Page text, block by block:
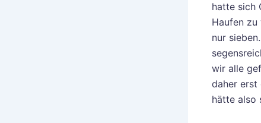
hatte sich
Haufen
nur
wir alle
daher erst
hätte also